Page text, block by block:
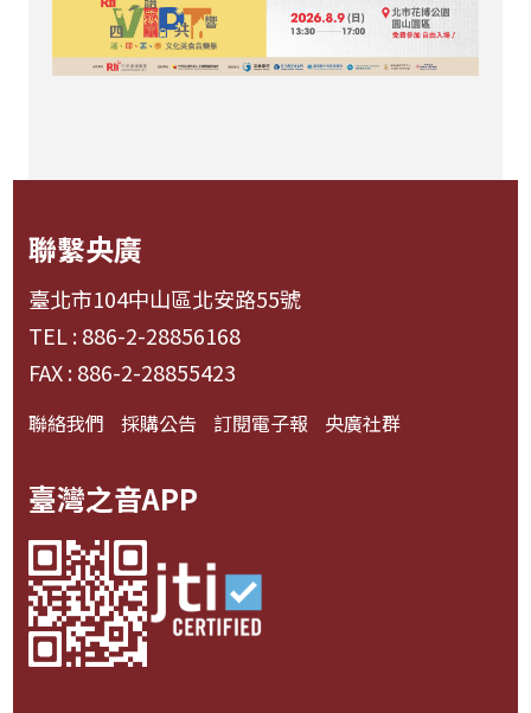
聯繫央廣
臺北市104中山區北安路55號
TEL : 886-2-28856168
FAX : 886-2-28855423
聯絡我們 採購公告 訂閱電子報 央廣社群
臺灣之音APP